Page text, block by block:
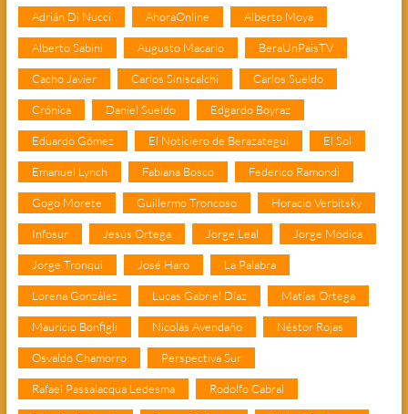
Adrián Di Nucci AhoraOnline Alberto Moya
Alberto Sabini Augusto Macario BeraUnPaisTV
Cacho Javier Carlos Siniscalchi Carlos Sueldo
Crónica Daniel Sueldo Edgardo Boyraz
Eduardo Gómez El Noticiero de Berazategui El Sol
Emanuel Lynch Fabiana Bosco Federico Ramondi
Gogo Morete Guillermo Troncoso Horacio Verbitsky
Infosur Jesús Ortega Jorge Leal Jorge Módica
Jorge Tronqui José Haro La Palabra
Lorena González Lucas Gabriel Díaz Matías Ortega
Mauricio Bonfigli Nicolás Avendaño Néstor Rojas
Osvaldo Chamorro Perspectiva Sur
Rafael Passalacqua Ledesma Rodolfo Cabral